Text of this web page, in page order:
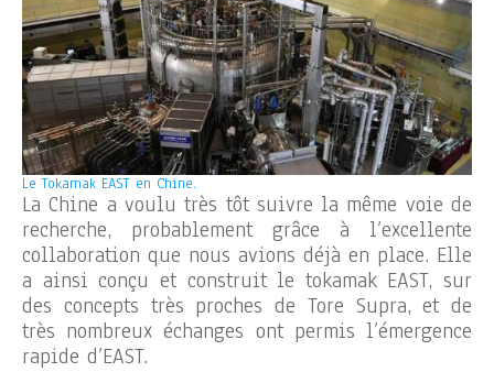
Le Tokamak EAST en Chine.
La Chine a voulu très tôt suivre la même voie de
recherche, probablement grâce à l’excellente
collaboration que nous avions déjà en place. Elle
a ainsi conçu et construit le tokamak EAST, sur
des concepts très proches de Tore Supra, et de
très nombreux échanges ont permis l’émergence
rapide d’EAST.